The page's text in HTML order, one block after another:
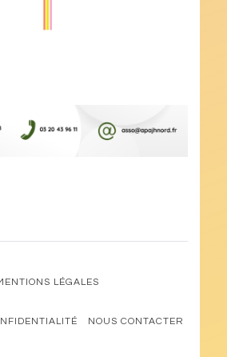
LÉGALES
NOUS CONTACTER